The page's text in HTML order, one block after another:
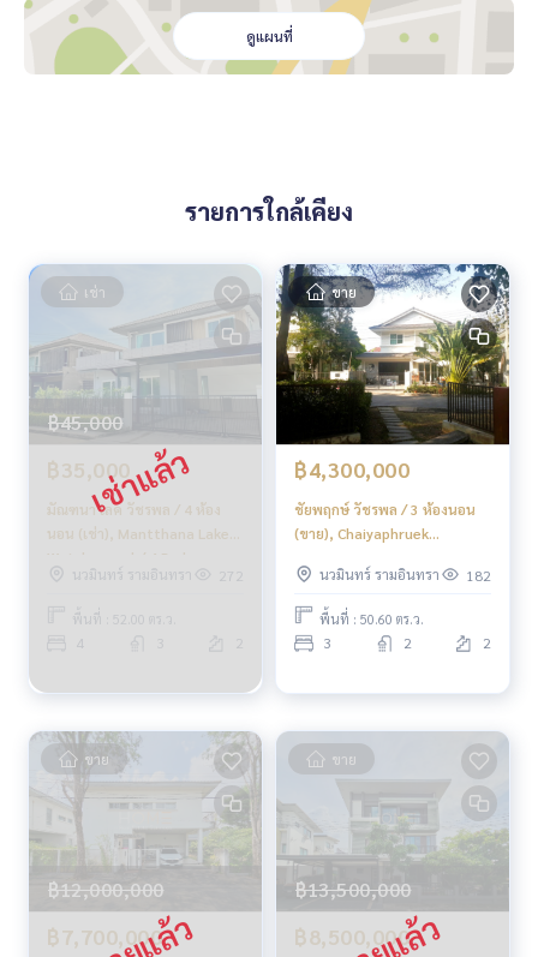
HOME - REAL ESTATE SERVICES
Tel :
062-879-5289
_____________________________
รวมดีล รามอินทรา วัชรพล สายไหม
คลิก hashtag 👉 #HOME_RAMINTRA
_____________________________
HOME - REAL ESTATE SERVICES
บริษัทอสังหาฯ มืออาชีพ
ที่จะช่วยให้การซื้อขาย ลงตัว เรียบร้อย ราบรื่น
ด้วยทีมงานและประสบการณ์กว่า 1,000 + เคส
✨ เราดูแลเรื่องสินเชื่อ ให้ ’ผู้ซื้อ’
พร้อมดอกเบี้ยพิเศษ เฉพาะลูกค้า HOME เท่านั้น
ให้คำแนะนำเชิงลึกโดยผู้เชี่ยวชาญในพื้นที่
ดูแลโดยผู้เชี่ยวชาญประจำพื้นที่
ดูแลตั้งแต่ต้นจนจบกระบวนการขาย
✨ รับซื้อ รับจำนอง
หากต้องการเงินด่วน บริษัทพร้อมรับซื้อทันที!
_____________________________
Follow Us On :
Website :https://homerealestate.co.th
ดูแผนที่
รายการใกล้เคียง
เช่า
฿45,000
฿35,000
มัณฑนา เลค วัชรพล / 4 ห้อง
นอน (เช่า), Mantthana Lake
Watcharapol / 4 Bedrooms
(FOR RENT) FEW203
นวมินทร์ รามอินทรา 272
พื้นที่ : 52.00 ตร.ว.
4 2
ขาย
฿4,300,000
ชัยพฤกษ์ วัชรพล / 3 ห้องนอน
(ขาย), Chaiyaphruek
(FOR SALE) DIT004
นวมินทร์ รามอินทรา 182
พื้นที่ : 50.60 ตร.ว.
3 2 2
ขาย
฿12,000,000
฿7,700,000
ขาย
฿13,500,000
฿8,500,000